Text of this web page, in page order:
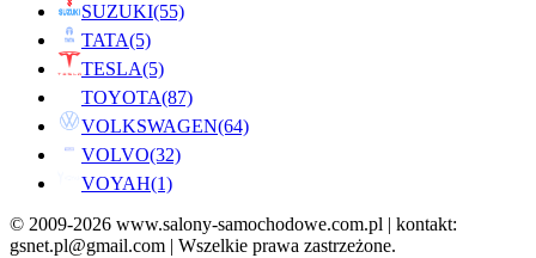
SUZUKI(55)
TATA(5)
TESLA(5)
TOYOTA(87)
VOLKSWAGEN(64)
VOLVO(32)
VOYAH(1)
© 2009-2026 www.salony-samochodowe.com.pl | kontakt:
gsnet.pl@gmail.com | Wszelkie prawa zastrzeżone.